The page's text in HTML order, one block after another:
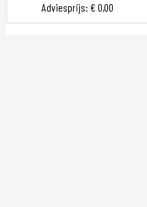
Adviesprijs: € 0,00